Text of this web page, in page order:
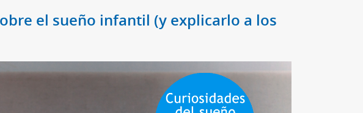
el sueño infantil (y explicarlo a los